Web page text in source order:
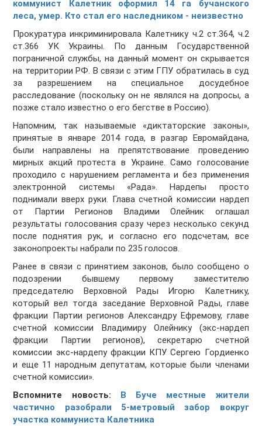
коммунист Калетник оформил 14 га бучанского
леса, умер. Кто стал его наследником - неизвестно
Прокуратура инкриминировала Калетнику ч.2 ст.364, ч.2
ст.366 УК Украины. По данным Государственной
пограничной службы, на данный момент он скрывается
на территории РФ. В связи с этим ГПУ обратилась в суд
за разрешением на специальное досудебное
расследование (поскольку он не являлся на допросы, а
позже стало известно о его бегстве в Россию).
Напомним, так называемые «диктаторские законы»,
принятые в январе 2014 года, в разгар Евромайдана,
были направлены на препятствование проведению
мирных акций протеста в Украине. Само голосование
проходило с нарушением регламента и без применения
электронной системы «Рада». Нардепы просто
поднимали вверх руки. Глава счетной комиссии нардеп
от Партии Регионов Владими Олейник оглашал
результаты голосования сразу через несколько секунд
после поднятия рук, и согласно его подсчетам, все
законопроекты набрали по 235 голосов.
Ранее в связи с принятием законов, было сообщено о
подозрении бывшему первому заместителю
председателю Верховной Рады Игорю Калетнику,
который вел тогда заседание Верховной Рады, главе
фракции Партии регионов Александру Ефремову, главе
счетной комиссии Владимиру Олейнику (экс-нардеп
фракции Партии регионов), секретарю счетной
комиссии экс-нардепу фракции КПУ Сергею Гордиенко
и еще 11 народным депутатам, которые были членами
счетной комиссии».
Вспомните новость: В Буче местные жители
частично разобрали 5-метровый забор вокруг
участка коммуниста Калетника